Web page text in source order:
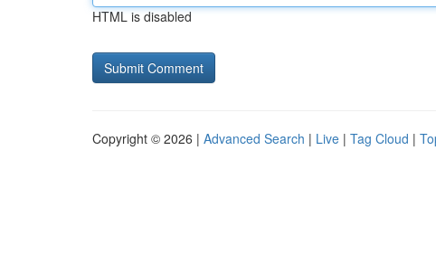
HTML is disabled
Copyright © 2026 | Advanced Search | Live | Tag Cloud |